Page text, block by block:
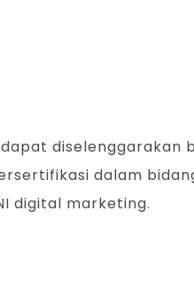
diselenggarakan
dalam
digital marketing.